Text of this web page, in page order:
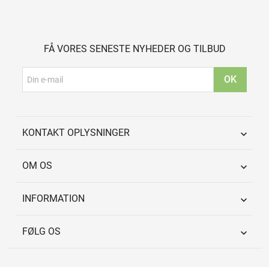
FÅ VORES SENESTE NYHEDER OG TILBUD
KONTAKT OPLYSNINGER 
OM OS 
INFORMATION 
FØLG OS 